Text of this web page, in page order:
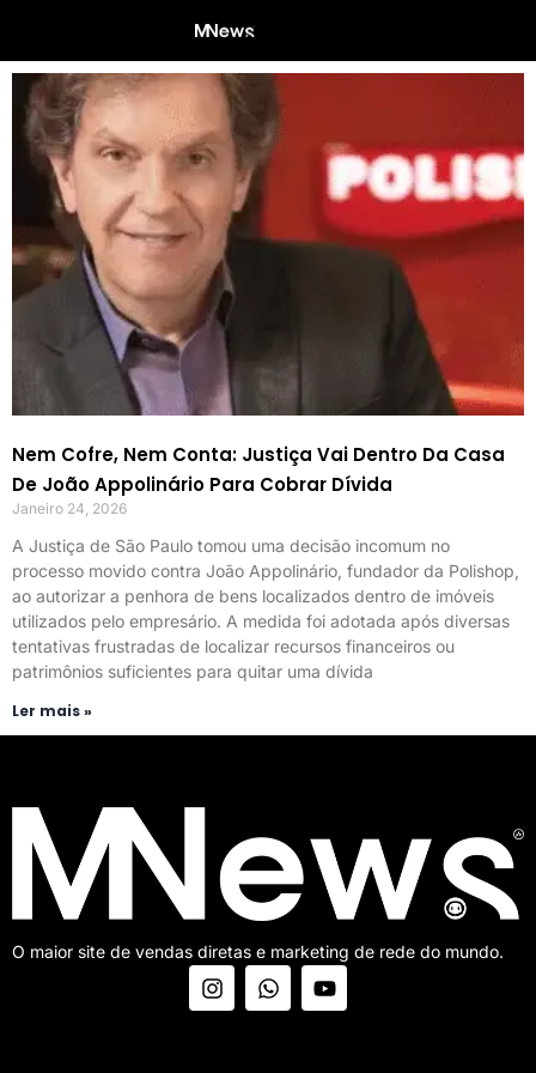
Nem Cofre, Nem Conta: Justiça Vai Dentro Da Casa
De João Appolinário Para Cobrar Dívida
Janeiro 24, 2026
A Justiça de São Paulo tomou uma decisão incomum no
processo movido contra João Appolinário, fundador da Polishop,
ao autorizar a penhora de bens localizados dentro de imóveis
utilizados pelo empresário. A medida foi adotada após diversas
tentativas frustradas de localizar recursos financeiros ou
patrimônios suficientes para quitar uma dívida
Ler mais »
O maior site de vendas diretas e marketing de rede do mundo.